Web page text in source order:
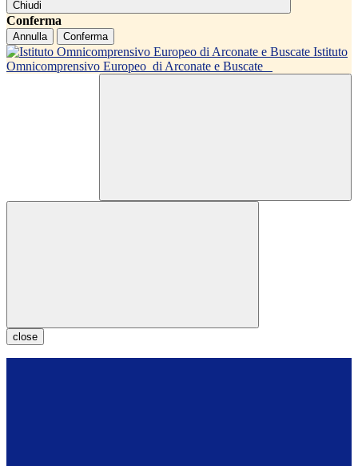
Chiudi
Conferma
Annulla Conferma
Istituto
Omnicomprensivo Europeo di Arconate e Buscate
close